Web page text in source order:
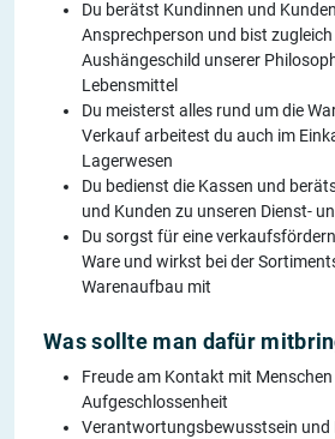
Du berätst Kundinnen und
Ansprechperson und bist
Aushängeschild unserer
Lebensmittel
Du meisterst alles rund um die
Verkauf arbeitest du auch im
Lagerwesen
Du bedienst die Kassen und
und Kunden zu unseren Dienst-
Du sorgst für eine
Ware und wirkst bei der
Warenaufbau mit
Was sollte man dafür
Freude am Kontakt mit Menschen
Aufgeschlossenheit
Verantwortungsbewusstsein und